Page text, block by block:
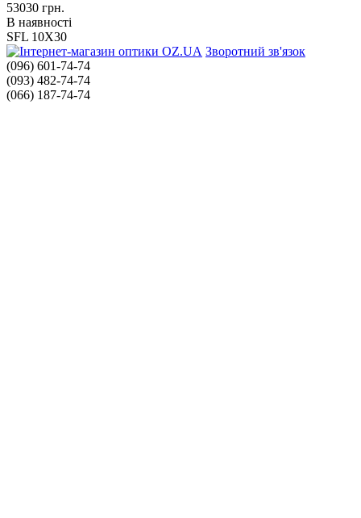
53030 грн.
В наявності
SFL 10X30
Зворотний зв'язок
(096) 601-74-74
(093) 482-74-74
(066) 187-74-74